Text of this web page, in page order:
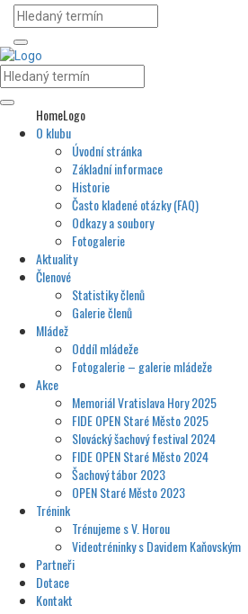
HomeLogo
O klubu
Úvodní stránka
Základní informace
Historie
Často kladené otázky (FAQ)
Odkazy a soubory
Fotogalerie
Aktuality
Členové
Statistiky členů
Galerie členů
Mládež
Oddíl mládeže
Fotogalerie – galerie mládeže
Akce
Memoriál Vratislava Hory 2025
FIDE OPEN Staré Město 2025
Slovácký šachový festival 2024
FIDE OPEN Staré Město 2024
Šachový tábor 2023
OPEN Staré Město 2023
Trénink
Trénujeme s V. Horou
Videotréninky s Davidem Kaňovským
Partneři
Dotace
Kontakt